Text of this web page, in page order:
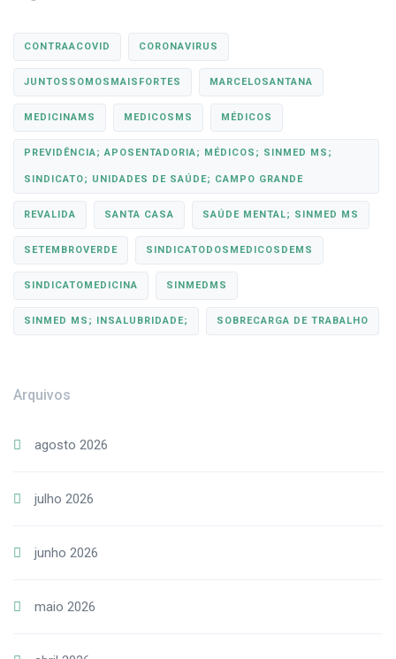
CONTRAACOVID CORONAVIRUS
JUNTOSSOMOSMAISFORTES MARCELOSANTANA
MEDICINAMS MEDICOSMS MÉDICOS
PREVIDÊNCIA; APOSENTADORIA; MÉDICOS; SINMED MS;
SINDICATO; UNIDADES DE SAÚDE; CAMPO GRANDE
REVALIDA SANTA CASA SAÚDE MENTAL; SINMED MS
SETEMBROVERDE SINDICATODOSMEDICOSDEMS
SINDICATOMEDICINA SINMEDMS
SINMED MS; INSALUBRIDADE; SOBRECARGA DE TRABALHO
Arquivos
agosto 2026
julho 2026
junho 2026
maio 2026